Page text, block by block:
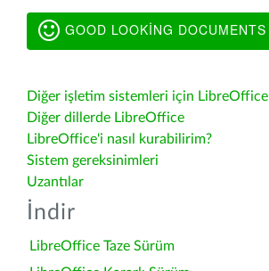
GOOD LOOKING DOCUMENTS
Diğer işletim sistemleri için LibreOffice
Diğer dillerde LibreOffice
LibreOffice'i nasıl kurabilirim?
Sistem gereksinimleri
Uzantılar
İndir
LibreOffice Taze Sürüm